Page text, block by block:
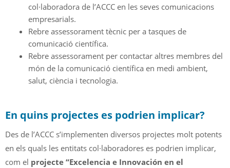
col·laboradora de l’ACCC en les seves comunicacions
empresarials.
Rebre assessorament tècnic per a tasques de
comunicació científica.
Rebre assessorament per contactar altres membres del
món de la comunicació científica en medi ambient,
salut, ciència i tecnologia.
En quins projectes es podrien implicar?
Des de l’ACCC s’implementen diversos projectes molt potents
en els quals les entitats col·laboradores es podrien implicar,
com el projecte “Excelencia e Innovación en el